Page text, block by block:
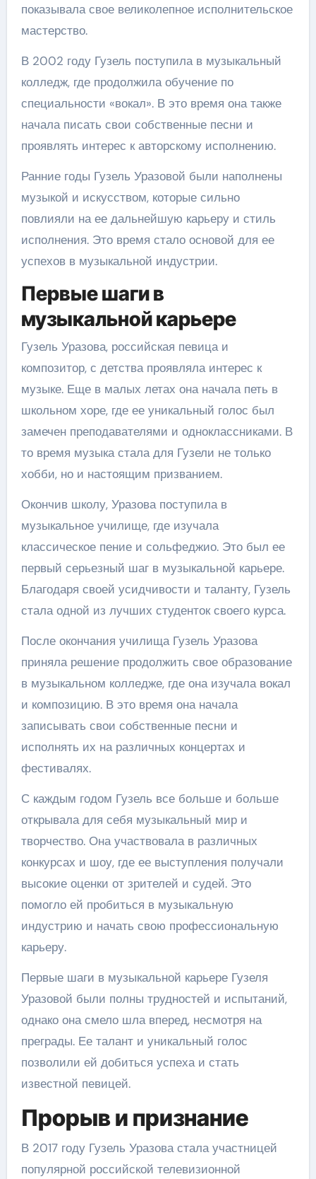
показывала свое великолепное исполнительское
мастерство.
В 2002 году Гузель поступила в музыкальный
колледж, где продолжила обучение по
специальности «вокал». В это время она также
начала писать свои собственные песни и
проявлять интерес к авторскому исполнению.
Ранние годы Гузель Уразовой были наполнены
музыкой и искусством, которые сильно
повлияли на ее дальнейшую карьеру и стиль
исполнения. Это время стало основой для ее
успехов в музыкальной индустрии.
Первые шаги в
музыкальной карьере
Гузель Уразова, российская певица и
композитор, с детства проявляла интерес к
музыке. Еще в малых летах она начала петь в
школьном хоре, где ее уникальный голос был
замечен преподавателями и одноклассниками. В
то время музыка стала для Гузели не только
хобби, но и настоящим призванием.
Окончив школу, Уразова поступила в
музыкальное училище, где изучала
классическое пение и сольфеджио. Это был ее
первый серьезный шаг в музыкальной карьере.
Благодаря своей усидчивости и таланту, Гузель
стала одной из лучших студенток своего курса.
После окончания училища Гузель Уразова
приняла решение продолжить свое образование
в музыкальном колледже, где она изучала вокал
и композицию. В это время она начала
записывать свои собственные песни и
исполнять их на различных концертах и
фестивалях.
С каждым годом Гузель все больше и больше
открывала для себя музыкальный мир и
творчество. Она участвовала в различных
конкурсах и шоу, где ее выступления получали
высокие оценки от зрителей и судей. Это
помогло ей пробиться в музыкальную
индустрию и начать свою профессиональную
карьеру.
Первые шаги в музыкальной карьере Гузеля
Уразовой были полны трудностей и испытаний,
однако она смело шла вперед, несмотря на
преграды. Ее талант и уникальный голос
позволили ей добиться успеха и стать
известной певицей.
Прорыв и признание
В 2017 году Гузель Уразова стала участницей
популярной российской телевизионной